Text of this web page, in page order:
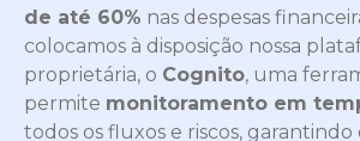
de até 60% nas despesas
colocamos à disposição nossa
proprietária, o Cognito, uma
permite monitoramento em
todos os fluxos e riscos,